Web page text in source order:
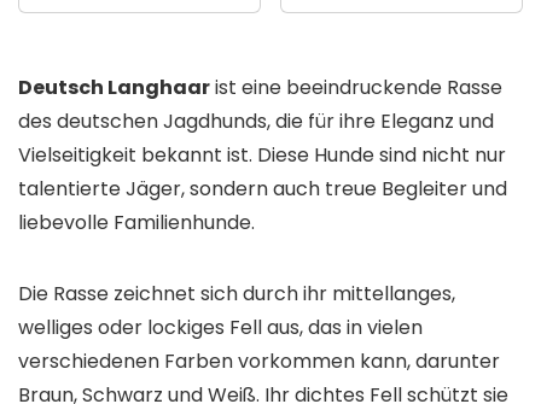
Deutsch Langhaarist eine beeindruckende Rasse
des deutschen Jagdhunds, die für ihre Eleganz und
Vielseitigkeit bekannt ist. Diese Hunde sind nicht nur
talentierte Jäger, sondern auch treue Begleiter und
liebevolle Familienhunde.
Die Rasse zeichnet sich durch ihr mittellanges,
welliges oder lockiges Fell aus, das in vielen
verschiedenen Farben vorkommen kann, darunter
Braun, Schwarz und Weiß. Ihr dichtes Fell schützt sie